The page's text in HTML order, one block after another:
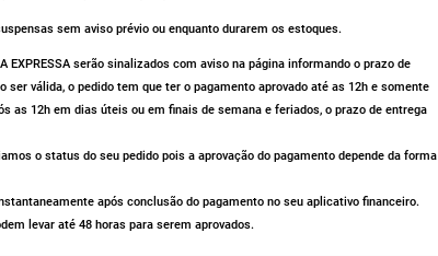
sem aviso prévio ou enquanto durarem os estoques.
EXPRESSA serão sinalizados com aviso na página informando o prazo de
ser válida, o pedido tem que ter o pagamento aprovado até as 12h e somente
as 12h em dias úteis ou em finais de semana e feriados, o prazo de entrega
o status do seu pedido pois a aprovação do pagamento depende da forma
após conclusão do pagamento no seu aplicativo financeiro.
levar até 48 horas para serem aprovados.